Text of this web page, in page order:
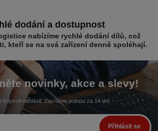
dodání a dostupnost
nabízíme rychlé dodání dílů, což
kteří se na svá zařízení denně spoléhají.
novinky, akce a slevy!
kdykoli odhlásit. Zasíláme jednou za 14 dní.
Přihlásit se